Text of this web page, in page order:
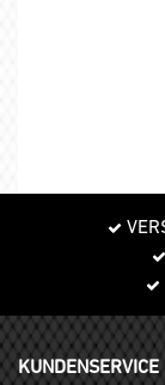
KUNDENSERVICE